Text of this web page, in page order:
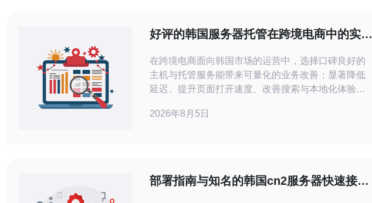
好评的韩国服务器托管在跨境电商中的实际
在跨境电商面向韩国市场的运营中，选择口碑良好的
主机与托管服务能带来可量化的业务改善：显著降低
延迟、提升页面打开速度、改善搜索与本地化体验，
关键配置与落地步骤出发，讲清楚为何能提高效果以
2026年8月5日
部署指南与知名的韩国cn2服务器快速接入